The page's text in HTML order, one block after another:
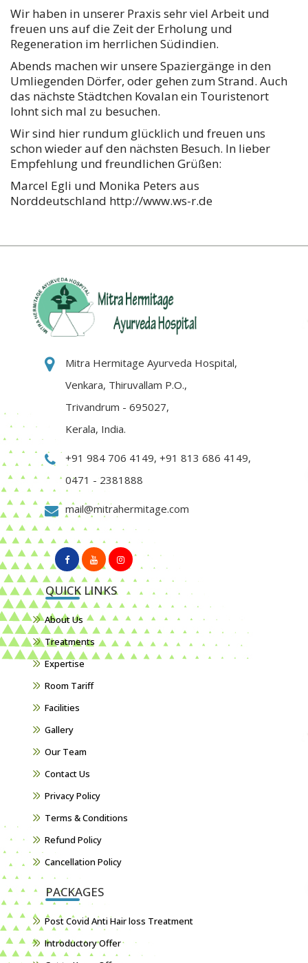
Wir haben in unserer Praxis sehr viel Arbeit und
freuen uns auf die Zeit der Erholung und
Regeneration im herrlichen Südindien.
Abends machen wir unsere Spaziergänge in den
Umliegenden Dörfer, oder gehen zum Strand. Auch
das nächste Städtchen Kovalan ein Touristenort
lohnt sich mal zu besuchen.
Wir sind hier rundum glücklich und freuen uns
schon wieder auf den nächsten Besuch. In lieber
Empfehlung und freundlichen Grüßen:
Marcel Egli und Monika Peters aus
Norddeutschland http://www.ws-r.de
Mitra Hermitage Ayurveda Hospital,
Venkara, Thiruvallam P.O.,
Trivandrum - 695027,
Kerala, India.
+91 984 706 4149, +91 813 686 4149,
0471 - 2381888
mail@mitrahermitage.com
QUICK LINKS
About Us
Treatments
Expertise
Room Tariff
Facilities
Gallery
Our Team
Contact Us
Privacy Policy
Terms & Conditions
Refund Policy
Cancellation Policy
PACKAGES
Post Covid Anti Hair loss Treatment
Introductory Offer